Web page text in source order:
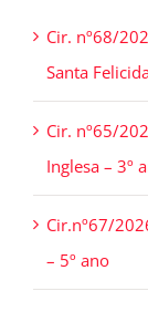
Cir. nº68/
Santa
Cir. nº65/
Inglesa – 3º
Cir.nº67/
– 5º ano